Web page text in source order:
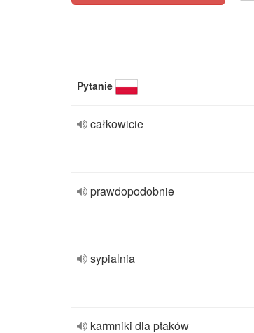
Pytanie
całkowicie
prawdopodobnie
sypialnia
karmniki dla ptaków